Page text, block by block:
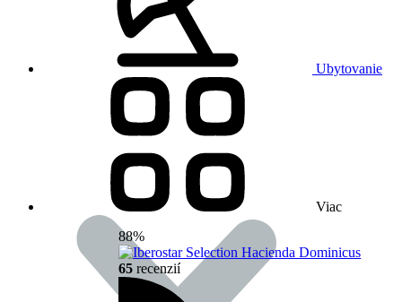
Ubytovanie
Viac
88%
65 recenzií